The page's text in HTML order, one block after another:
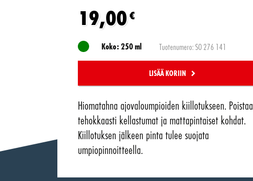
19,00€
Koko: 250 ml Tuotenumero: SO 276 141
LISÄÄ KORIIN
Hiomatahna ajovaloumpioiden kiillotukseen. Poistaa
tehokkaasti kellastumat ja mattapintaiset kohdat.
Kiillotuksen jälkeen pinta tulee suojata
umpiopinnoitteella.